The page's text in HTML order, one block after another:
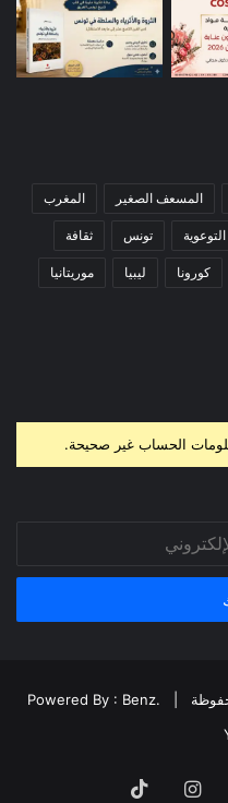
المسعف الصغير المغرب
تونس ثقافة
كورونا ليبيا موريتانيا
الحساب غير صحيحة.
Powered By : Benz.
يوتيوب انستقرام